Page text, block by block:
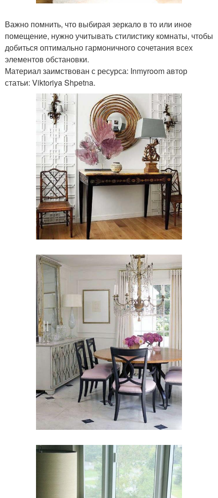
Важно помнить, что выбирая зеркало в то или иное
помещение, нужно учитывать стилистику комнаты, чтобы
добиться оптимально гармоничного сочетания всех
элементов обстановки.
Материал заимствован с ресурса: Inmyroom автор
статьи: Viktoriya Shpetna.